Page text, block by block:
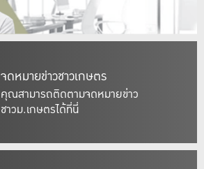
จดหมายข่าวชาวเกษตร
คุณสามารถติดตามจดหมายข่าว
ชาวม.เกษตรได้ที่นี่